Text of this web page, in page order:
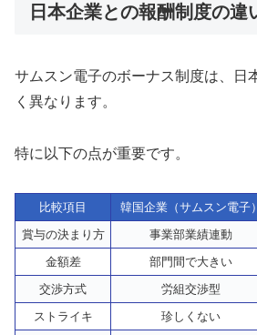
日本企業との報酬制度の違
サムスン電子のボーナス制度は、日
く異なります。
特に以下の点が重要です。
比較項目 韓国企業（サムスン電子）
賞与の決まり方
事業部業績連動
金額差
部門間で大きい
交渉方式
労組交渉型
ストライキ
珍しくない